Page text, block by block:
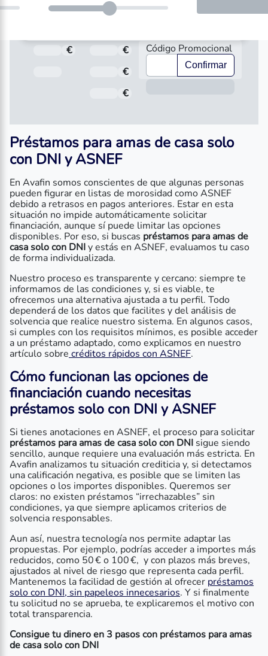
Total a pagar
€ Importe
€
Fecha de Vencimiento
€
€
Código Promocional
Confirmar
Préstamos para amas de casa solo
con DNI y ASNEF
En Avafin somos conscientes de que algunas personas
pueden figurar en listas de morosidad como ASNEF
debido a retrasos en pagos anteriores. Estar en esta
situación no impide automáticamente solicitar
financiación, aunque sí puede limitar las opciones
disponibles. Por eso, si buscas préstamos para amas de
casa solo con DNIy estás en ASNEF, evaluamos tu caso
de forma individualizada.
Nuestro proceso es transparente y cercano: siempre te
informamos de las condiciones y, si es viable, te
ofrecemos una alternativa ajustada a tu perfil. Todo
dependerá de los datos que facilites y del análisis de
solvencia que realice nuestro sistema. En algunos casos,
si cumples con los requisitos mínimos, es posible acceder
a un préstamo adaptado, como explicamos en nuestro
artículo sobre créditos rápidos con ASNEF.
Cómo funcionan las opciones de
financiación cuando necesitas
préstamos solo con DNI y ASNEF
Si tienes anotaciones en ASNEF, el proceso para solicitar
préstamos para amas de casa solo con DNI sigue siendo
sencillo, aunque requiere una evaluación más estricta. En
Avafin analizamos tu situación crediticia y, si detectamos
una calificación negativa, es posible que se limiten las
opciones o los importes disponibles. Queremos ser
claros: no existen préstamos “irrechazables” sin
condiciones, ya que siempre aplicamos criterios de
solvencia responsables.
Aun así, nuestra tecnología nos permite adaptar las
propuestas. Por ejemplo, podrías acceder a importes más
reducidos, como 50 € o 100 €, y con plazos más breves,
ajustados al nivel de riesgo que representa cada perfil.
Mantenemos la facilidad de gestión al ofrecer préstamos
solo con DNI, sin papeleos innecesarios. Y si finalmente
tu solicitud no se aprueba, te explicaremos el motivo con
total transparencia.
Consigue tu dinero en 3 pasos con préstamos para amas
de casa solo con DNI